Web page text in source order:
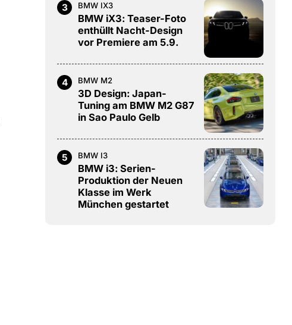
3 BMW IX3
BMW iX3: Teaser-Foto
enthüllt Nacht-Design
vor Premiere am 5.9.
4 BMW M2
3D Design: Japan-
Tuning am BMW M2 G87
in Sao Paulo Gelb
5 BMW I3
BMW i3: Serien-
Produktion der Neuen
Klasse im Werk
München gestartet